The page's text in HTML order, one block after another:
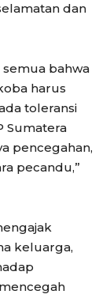
dan
semua bahwa
harus
toleransi
Sumatera
pencegahan,
pecandu,”
keluarga,